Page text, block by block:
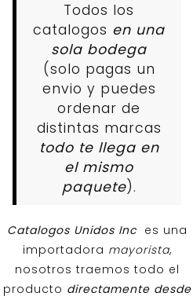
Todos los
catalogos en una
sola bodega
(solo pagas un
envio y puedes
ordenar de
distintas marcas
todo te llega en
el mismo
paquete).
Catalogos Unidos Inc es una
importadora mayorista,
nosotros traemos todo el
producto directamente desde